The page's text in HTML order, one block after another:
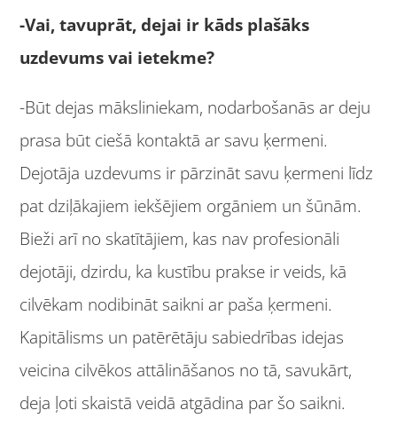
-Vai, tavuprāt, dejai ir kāds plašāks
uzdevums vai ietekme?
-Būt dejas māksliniekam, nodarbošanās ar deju
prasa būt ciešā kontaktā ar savu ķermeni.
Dejotāja uzdevums ir pārzināt savu ķermeni līdz
pat dziļākajiem iekšējiem orgāniem un šūnām.
Bieži arī no skatītājiem, kas nav profesionāli
dejotāji, dzirdu, ka kustību prakse ir veids, kā
cilvēkam nodibināt saikni ar paša ķermeni.
Kapitālisms un patērētāju sabiedrības idejas
veicina cilvēkos attālināšanos no tā, savukārt,
deja ļoti skaistā veidā atgādina par šo saikni.